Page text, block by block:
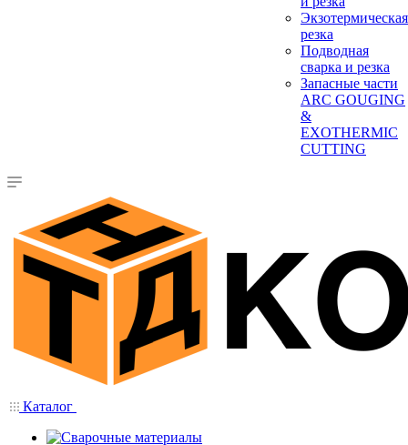
Экзотермическая
резка
Подводная
сварка и резка
Запасные части
ARC GOUGING
&
EXOTHERMIC
CUTTING
Каталог